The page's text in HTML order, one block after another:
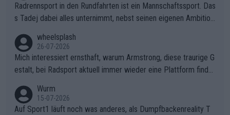
Radrennsport in den Rundfahrten ist ein Mannschaftssport. Das
s Tadej dabei alles unternimmt, nebst seinen eigenen Ambition
ganze Team auch mental stark zu machen und konkret am Erf
olg teilzuhaben, ist ihm ganz hoch anzurechnen. Das ist ein Zei
chen weit über den Radsport hinaus.
wheelsplash
26-07-2026
Mich interessiert ernsthaft, warum Armstrong, diese traurige G
estalt, bei Radsport aktuell immer wieder eine Plattform finde
Wurm
15-07-2026
Auf Sport1 läuft noch was anderes, als Dumpfbackenreality T